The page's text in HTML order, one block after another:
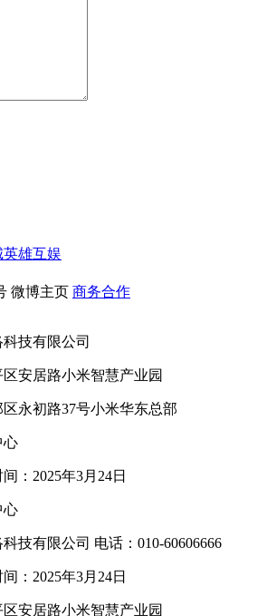
英雄互娱
微博主页 商务合作
技有限公司
安居路小米智慧产业园
永初路37号小米华东总部
心
：2025年3月24日
心
技有限公司 电话：010-60606666
：2025年3月24日
安居路小米智慧产业园